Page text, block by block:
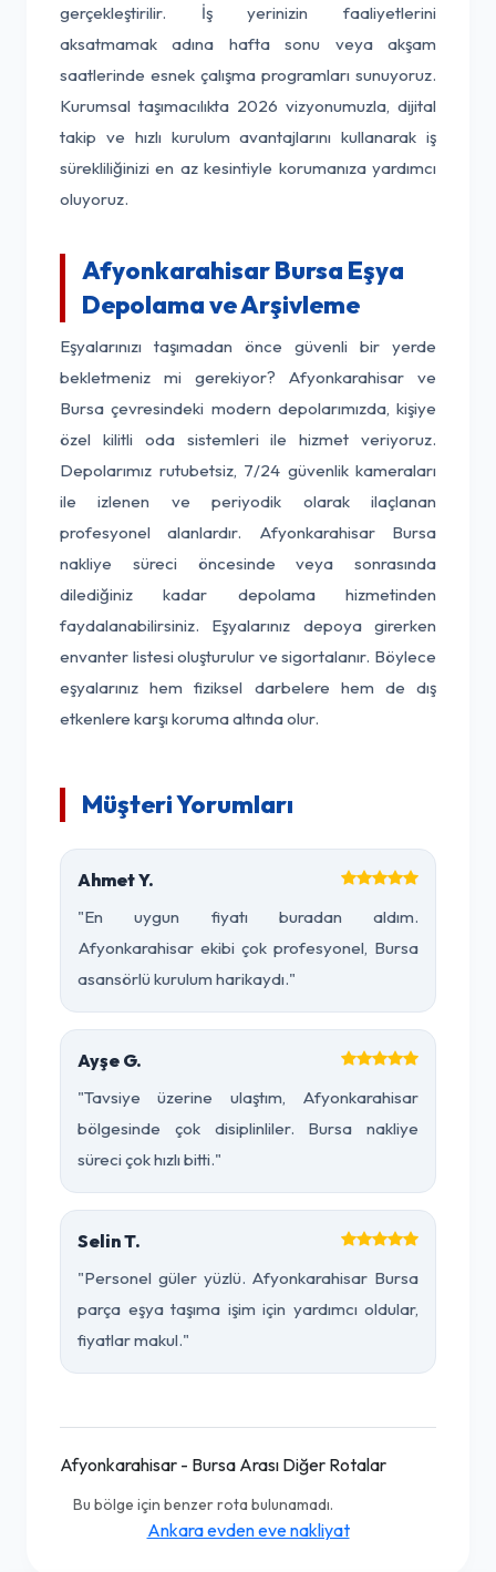
gerçekleştirilir. İş yerinizin faaliyetlerini
aksatmamak adına hafta sonu veya akşam
saatlerinde esnek çalışma programları sunuyoruz.
Kurumsal taşımacılıkta 2026 vizyonumuzla, dijital
takip ve hızlı kurulum avantajlarını kullanarak iş
sürekliliğinizi en az kesintiyle korumanıza yardımcı
oluyoruz.
Afyonkarahisar Bursa Eşya
Depolama ve Arşivleme
Eşyalarınızı taşımadan önce güvenli bir yerde
bekletmeniz mi gerekiyor? Afyonkarahisar ve
Bursa çevresindeki modern depolarımızda, kişiye
özel kilitli oda sistemleri ile hizmet veriyoruz.
Depolarımız rutubetsiz, 7/24 güvenlik kameraları
ile izlenen ve periyodik olarak ilaçlanan
profesyonel alanlardır. Afyonkarahisar Bursa
nakliye süreci öncesinde veya sonrasında
dilediğiniz kadar depolama hizmetinden
faydalanabilirsiniz. Eşyalarınız depoya girerken
envanter listesi oluşturulur ve sigortalanır. Böylece
eşyalarınız hem fiziksel darbelere hem de dış
etkenlere karşı koruma altında olur.
Müşteri Yorumları
Ahmet Y.
"En uygun fiyatı buradan aldım.
Afyonkarahisar ekibi çok profesyonel, Bursa
asansörlü kurulum harikaydı."
Ayşe G.
"Tavsiye üzerine ulaştım, Afyonkarahisar
bölgesinde çok disiplinliler. Bursa nakliye
süreci çok hızlı bitti."
Selin T.
"Personel güler yüzlü. Afyonkarahisar Bursa
parça eşya taşıma işim için yardımcı oldular,
fiyatlar makul."
Afyonkarahisar - Bursa Arası Diğer Rotalar
Bu bölge için benzer rota bulunamadı.
Ankara evden eve nakliyat